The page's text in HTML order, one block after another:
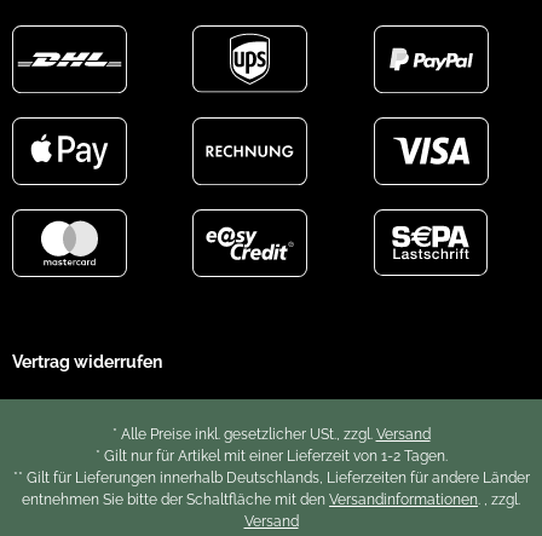
Vertrag widerrufen
* Alle Preise inkl. gesetzlicher USt., zzgl. Versand
* Gilt nur für Artikel mit einer Lieferzeit von 1-2 Tagen.
** Gilt für Lieferungen innerhalb Deutschlands, Lieferzeiten für andere Länder
entnehmen Sie bitte der Schaltfläche mit den Versandinformationen. , zzgl.
Versand